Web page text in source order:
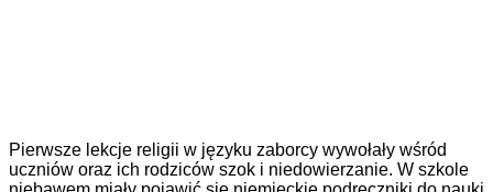
Pierwsze lekcje religii w języku zaborcy wywołały wśród
uczniów oraz ich rodziców szok i niedowierzanie. W szkole